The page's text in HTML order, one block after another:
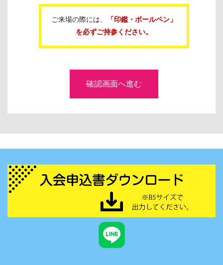
ご来場の際には、
「印鑑・ボールペン」
を必ずご持参ください。
確認画面へ進む